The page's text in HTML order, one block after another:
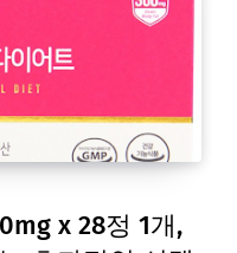
x 28정 1개,